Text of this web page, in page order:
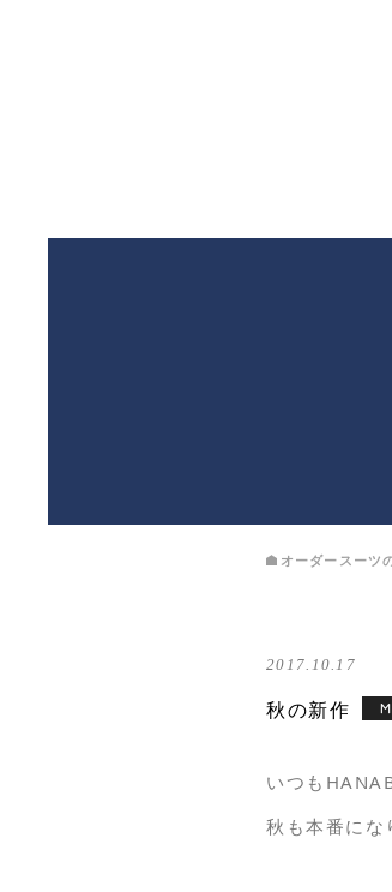
オーダースーツ
2017.10.17
秋の新作
いつも
秋も本番にな